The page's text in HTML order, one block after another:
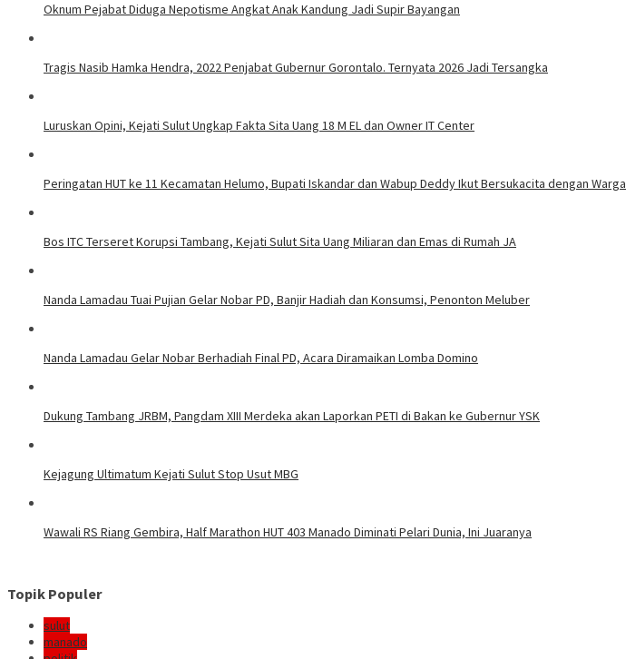
Oknum Pejabat Diduga Nepotisme Angkat Anak Kandung Jadi Supir Bayangan
Tragis Nasib Hamka Hendra, 2022 Penjabat Gubernur Gorontalo. Ternyata 2026 Jadi Tersangka
Luruskan Opini, Kejati Sulut Ungkap Fakta Sita Uang 18 M EL dan Owner IT Center
Peringatan HUT ke 11 Kecamatan Helumo, Bupati Iskandar dan Wabup Deddy Ikut Bersukacita dengan Warga
Bos ITC Terseret Korupsi Tambang, Kejati Sulut Sita Uang Miliaran dan Emas di Rumah JA
Nanda Lamadau Tuai Pujian Gelar Nobar PD, Banjir Hadiah dan Konsumsi, Penonton Meluber
Nanda Lamadau Gelar Nobar Berhadiah Final PD, Acara Diramaikan Lomba Domino
Dukung Tambang JRBM, Pangdam XIII Merdeka akan Laporkan PETI di Bakan ke Gubernur YSK
Kejagung Ultimatum Kejati Sulut Stop Usut MBG
Wawali RS Riang Gembira, Half Marathon HUT 403 Manado Diminati Pelari Dunia, Ini Juaranya
Topik Populer
sulut
manado